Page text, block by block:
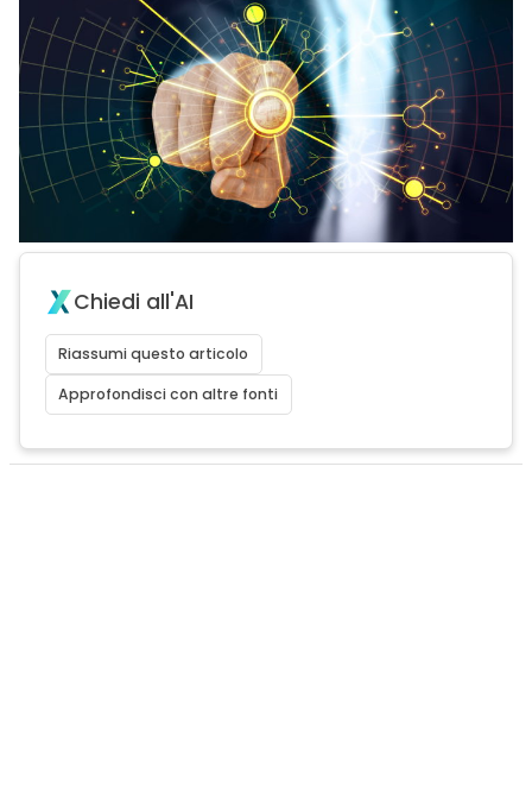
Chiedi all'AI
Riassumi questo articolo
Approfondisci con altre fonti